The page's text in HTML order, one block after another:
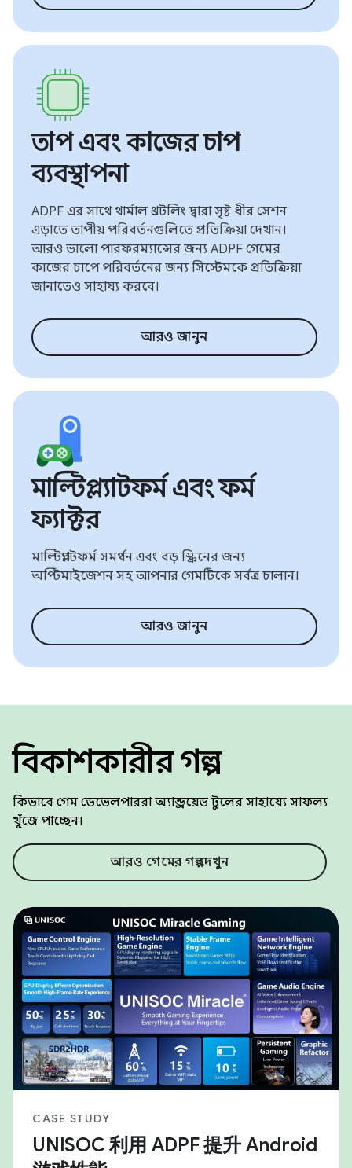
তাপ এবং কাজের চাপ
ব্যবস্থাপনা
ADPF এর সাথে থার্মাল থ্রটলিং দ্বারা সৃষ্ট ধীর সেশন
এড়াতে তাপীয় পরিবর্তনগুলিতে প্রতিক্রিয়া দেখান।
আরও ভালো পারফরম্যান্সের জন্য ADPF গেমের
কাজের চাপে পরিবর্তনের জন্য সিস্টেমকে প্রতিক্রিয়া
জানাতেও সাহায্য করবে।
আরও জানুন
মাল্টিপ্ল্যাটফর্ম এবং ফর্ম
ফ্যাক্টর
মাল্টিপ্ল্যাটফর্ম সমর্থন এবং বড় স্ক্রিনের জন্য
অপ্টিমাইজেশন সহ আপনার গেমটিকে সর্বত্র চালান।
আরও জানুন
বিকাশকারীর গল্প
কিভাবে গেম ডেভেলপাররা অ্যান্ড্রয়েড টুলের সাহায্যে সাফল্য
খুঁজে পাচ্ছেন।
আরও গেমের গল্প দেখুন
CASE STUDY
UNISOC 利用 ADPF 提升 Android